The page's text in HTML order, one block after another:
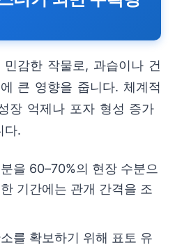
감한 작물로, 과습이나 건
큰 영향을 줍니다. 체계적
장 억제나 포자 형성 증가
다.
을 60–70%의 현장 수분으
기간에는 관개 간격을 조
를 확보하기 위해 표토 유